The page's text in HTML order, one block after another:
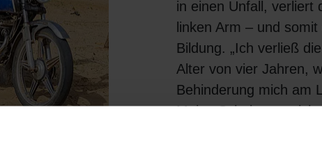
in einen Unfall, verliert
linken Arm – und
Bildung. „Ich verließ
Alter von vier Jahren,
Behinderung mich am
Meine Schule war